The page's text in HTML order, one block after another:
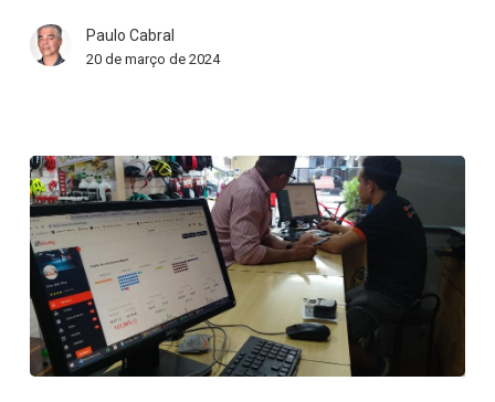
para
Copa
de
MTB
da
UCI
Paulo Cabral
20 de março de 2024